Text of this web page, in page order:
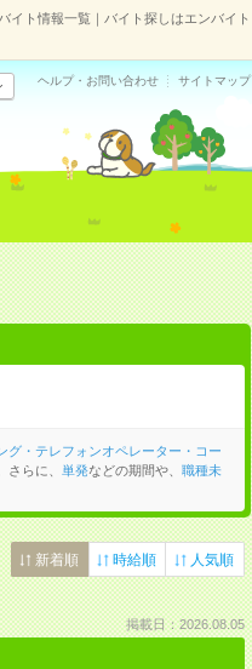
イト情報一覧｜バイト探しはエンバイト
ヘルプ・お問い合わせ サイトマップ
グ・テレフォンオペレーター・コー
さらに、 単発などの期間や、 職種未
新着順 時給順 人気順
掲載日：2026.08.05